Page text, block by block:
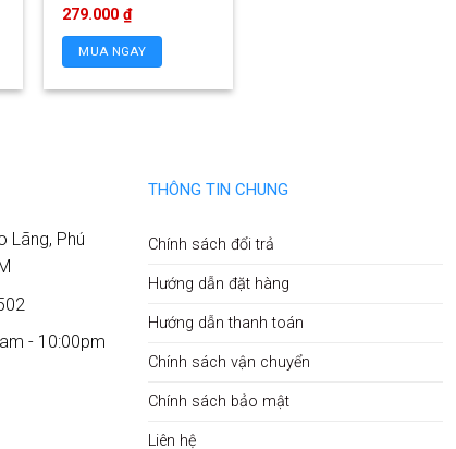
279.000₫
MUA NGAY
Lãng, Phú
- 10:00pm
THÔNG TIN CHUNG
Chính sách đổi trả
Hướng dẫn đặt hàng
Hướng dẫn thanh toán
Chính sách vận chuyển
Chính sách bảo mật
Liên hệ